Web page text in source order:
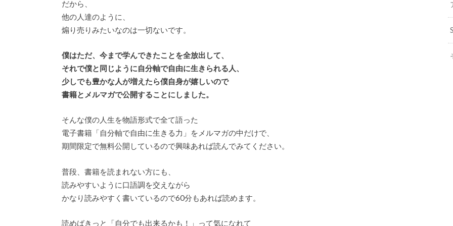
だから、
他の人達のように、
煽り売りみたいなのは一切ないです。
僕はただ、今まで学んできたことを全放出して、
それで僕と同じように自分軸で自由に生きられる人、
少しでも豊かな人が増えたら僕自身が嬉しいので
書籍とメルマガで公開することにしました。
そんな僕の人生を物語形式で全て語った
電子書籍「自分軸で自由に生きる力」をメルマガの中だけで、
期間限定で無料公開しているので興味あれば読んでみてください。
普段、書籍を読まれない方にも、
読みやすいように口語調を交えながら
かなり読みやすく書いているので60分もあれば読めます。
読めばきっと「自分でも出来るかも！」って気になれて